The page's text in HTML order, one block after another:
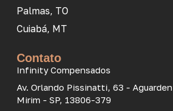
Palmas, TO
Cuiabá, MT
Contato
Infinity Compensados
Av. Orlando Pissinatti, 63 -
Mirim - SP, 13806-379